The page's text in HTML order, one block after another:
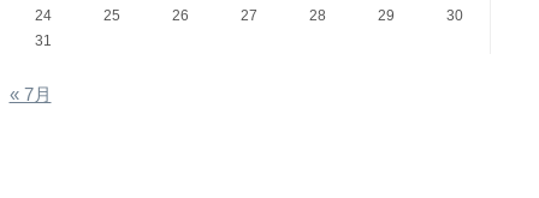
24
25 26 27 28 29
30
31
« 7月